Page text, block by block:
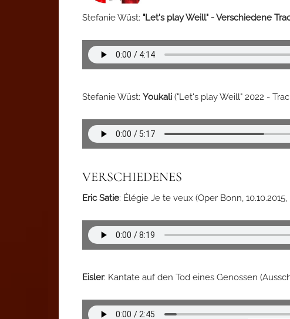
Stefanie Wüst: "Let's play Weill" - Verschiedene
Stefanie Wüst: Youkali ("Let's play Weill" 2022 -
VERSCHIEDENES
Eric Satie: Élégie Je te veux (Oper Bonn,
Eisler: Kantate auf den Tod eines Genossen